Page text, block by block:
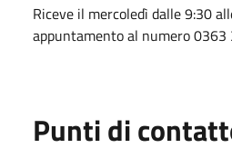
Riceve il mercoledì dalle 9:30
appuntamento al numero 0363
Punti di